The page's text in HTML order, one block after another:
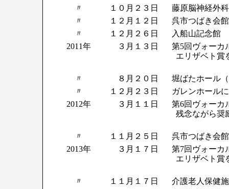
〃
１０月２３日
藤原脳神経外
〃
１２月１２日
呉市つばき会
〃
１２月２６日
入船山記念館
2011年
３月１３日
第5回ヴォーカ
エリザベト賞
〃 ８月２０日
堀ばたホール
〃
１２月２３日
ガレンホール
2012年
３月１１日
第6回ヴォーカ
残念ながら奨
〃 １１月２５日
呉市つばき会
2013年
３月１７日
第7回ヴォーカ
エリザベト賞
〃 １１月１７日
介護老人保健